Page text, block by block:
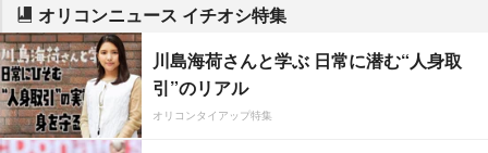
オリコンニュース イチオシ特集
川島海荷さんと学ぶ 日常に潜む“人身取
引”のリアル
オリコンタイアップ特集